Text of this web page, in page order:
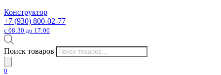
Конструктор
+7 (930) 800-02-77
с 08:30 до 17:00
Поиск товаров
0